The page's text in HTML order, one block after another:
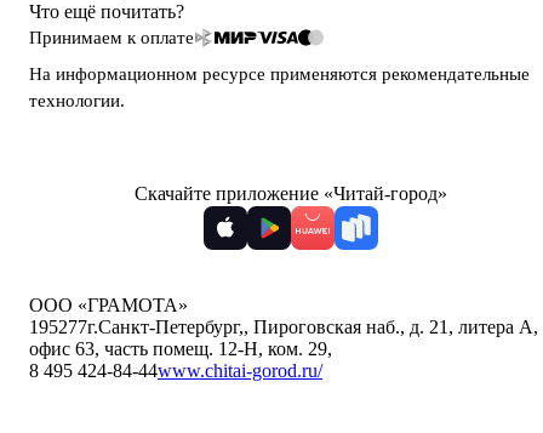
Что ещё почитать?
Принимаем к оплате
На информационном ресурсе применяются рекомендательные
технологии.
Скачайте приложение «Читай-город»
ООО «ГРАМОТА»
195277г.Санкт-Петербург,, Пироговская наб., д. 21, литера А,
офис 63, часть помещ. 12-Н, ком. 29,
8 495 424-84-44www.chitai-gorod.ru/